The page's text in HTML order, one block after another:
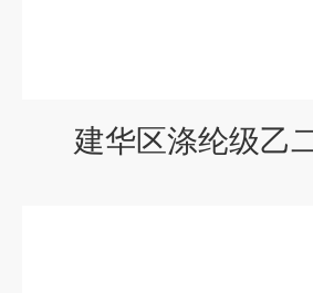
建华区涤纶级乙